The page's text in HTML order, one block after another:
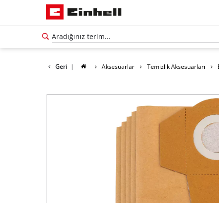
Geri | Aksesuarlar Temizlik Aksesuarları